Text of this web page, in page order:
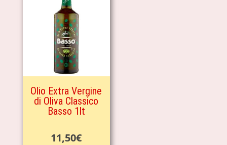
Olio Extra Vergine
di Oliva Classico
Basso 1lt
11,50€